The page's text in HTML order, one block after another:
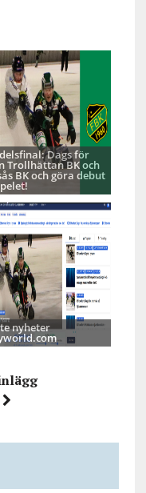
Dags för
Trollhättan BK och
BK och göra debut
nyheter